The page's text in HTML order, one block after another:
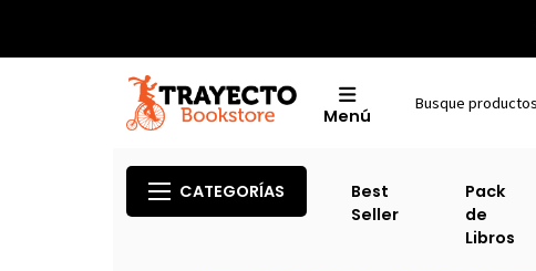
Menú
CATEGORÍAS
Best
Seller
Pack
de
Libros